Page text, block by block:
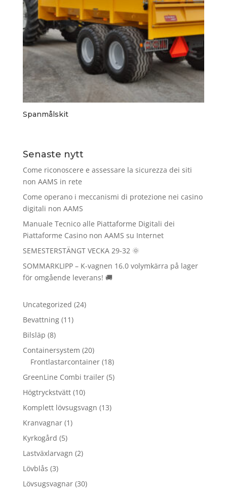
Spanmålskit
Senaste nytt
Come riconoscere e assessare la sicurezza dei siti
non AAMS in rete
Come operano i meccanismi di protezione nei casino
digitali non AAMS
Manuale Tecnico alle Piattaforme Digitali dei
Piattaforme Casino non AAMS su Internet
SEMESTERSTÄNGT VECKA 29-32 🌞
SOMMARKLIPP – K-vagnen 16.0 volymkärra på lager
för omgående leverans! 🚚
Uncategorized 2424
Bevattning 1111
Bilsläp 88
produkter
Containersystem 2020
produkter
Frontlastarcontainer 1818
produkter
GreenLine Combi trailer 55
Högtryckstvätt 1010
produkter
Komplett lövsugsvagn 1313
Kranvagnar 11
Kyrkogård 55
produkter
Lastväxlarvagn 22
Lövblås 33
produkter
Lövsugsvagnar 3030